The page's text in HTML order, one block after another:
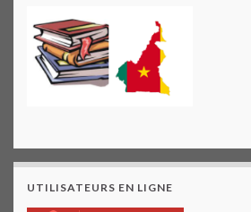
UTILISATEURS EN LIGNE